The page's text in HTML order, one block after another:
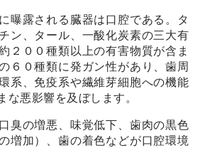
曝露される臓器は口腔である。タ
ン、タール、一酸化炭素の三大有
２００種類以上の有害物質が含ま
６０種類に発ガン性があり、歯周
系、免疫系や繊維芽細胞への機能
な悪影響を及ぼします。
臭の増悪、味覚低下、歯肉の黒色
増加）、歯の着色などが口腔環境